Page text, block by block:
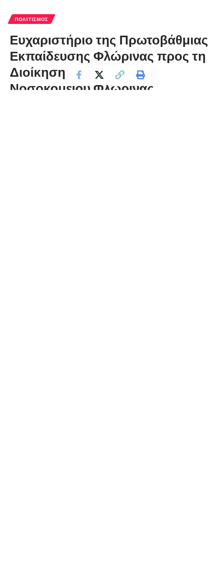
ΠΟΛΙΤΙΣΜΌΣ
Ευχαριστήριο της Πρωτοβάθμιας
Εκπαίδευσης Φλώρινας προς τη
Διοίκηση του Γενικού
Νοσοκομείου Φλώρινας